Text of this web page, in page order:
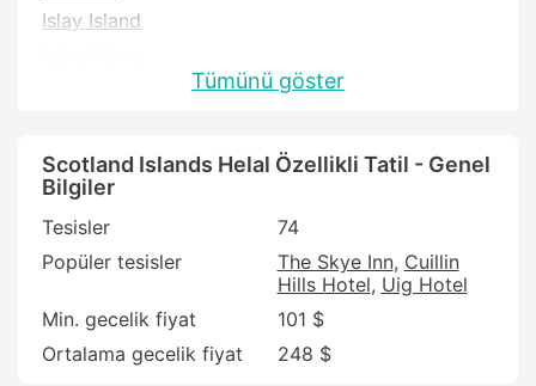
Islay Island
Lerwick
Orphir
Portree
Scalloway
Tiree Island
Tümünü göster
Scotland Islands Helal Özellikli Tatil - Genel
Bilgiler
Tesisler
74
Popüler tesisler
The Skye Inn Cuillin
Hills Hotel Uig Hotel
Min. gecelik fiyat
101 $
Ortalama gecelik fiyat
248 $